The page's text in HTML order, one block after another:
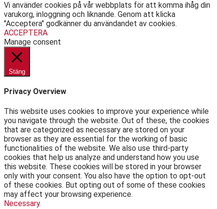
Vi använder cookies på vår webbplats för att komma ihåg din
varukorg, inloggning och liknande. Genom att klicka
"Acceptera" godkänner du användandet av cookies.
ACCEPTERA
Manage consent
Stäng
Privacy Overview
This website uses cookies to improve your experience while
you navigate through the website. Out of these, the cookies
that are categorized as necessary are stored on your
browser as they are essential for the working of basic
functionalities of the website. We also use third-party
cookies that help us analyze and understand how you use
this website. These cookies will be stored in your browser
only with your consent. You also have the option to opt-out
of these cookies. But opting out of some of these cookies
may affect your browsing experience.
Necessary